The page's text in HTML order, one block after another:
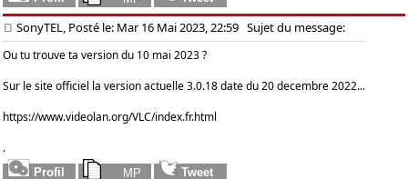
SonyTEL, Posté le: Mar 16 Mai 2023, 22:59 Sujet du message:
Ou tu trouve ta version du 10 mai 2023 ?
Sur le site officiel la version actuelle 3.0.18 date du 20 decembre 2022...
https://www.videolan.org/VLC/index.fr.html
.